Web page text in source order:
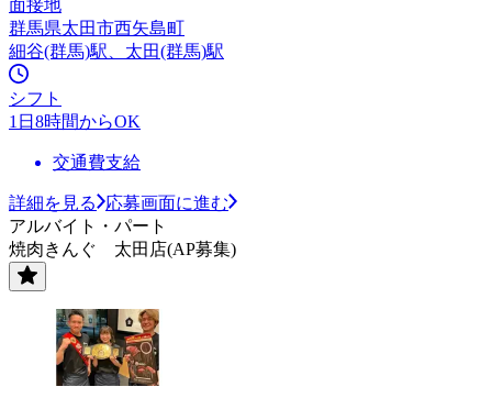
面接地
群馬県太田市西矢島町
細谷(群馬)駅、太田(群馬)駅
シフト
1日8時間からOK
交通費支給
詳細を見る
応募画面に進む
アルバイト・パート
焼肉きんぐ 太田店(AP募集)